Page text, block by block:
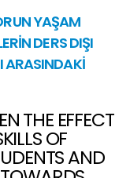
YAŞAM
DERS DIŞI
ARASINDAKİ
THE EFFECT
OF
AND